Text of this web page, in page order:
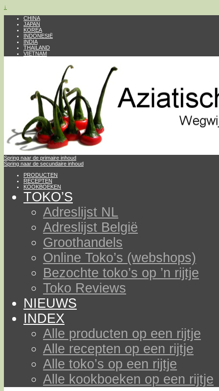
↓
CHINA
JAPAN
KOREA
INDONESIË
INDIA
THAILAND
VIETNAM
Spring naar de primaire inhoud
Spring naar de secundaire inhoud
PRODUCTEN
RECEPTEN
KOOKBOEKEN
TOKO’S
Adreslijst NL
Adreslijst België
Groothandels
Online Toko’s (webshops)
Bezochte toko’s op ’n rijtje
Toko Reviews
NIEUWS
INDEX
Alle producten op een rijtje
Alle recepten op een rijtje
Alle toko’s op een rijtje
Alle kookboeken op een rijtje